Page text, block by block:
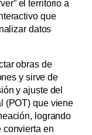
el territorio a
que
datos
obras de
y sirve de
y ajuste del
(POT) que viene
logrando
convierta en